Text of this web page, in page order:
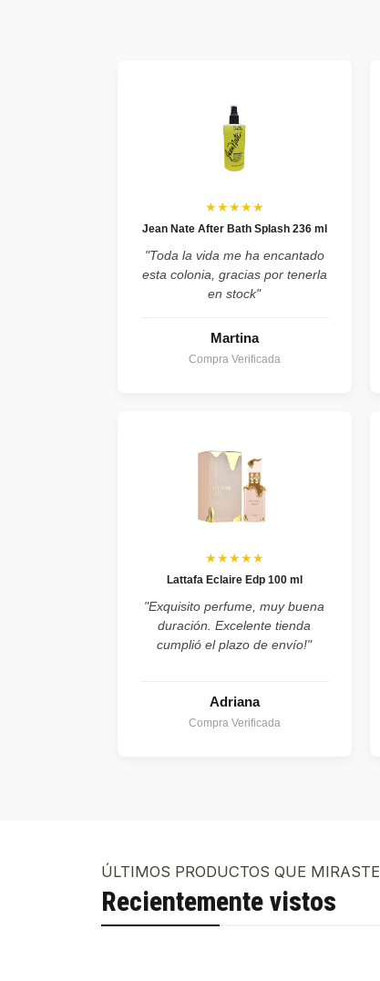
★★★★★
Jean Nate After Bath Splash 236 ml
"Toda la vida me ha encantado
esta colonia, gracias por tenerla
en stock"
Martina
Compra Verificada
★★★★★
Lattafa Eclaire Edp 100 ml
"Exquisito perfume, muy buena
duración. Excelente tienda
cumplió el plazo de envío!"
Adriana
Compra Verificada
ÚLTIMOS PRODUCTOS QUE MIRASTE
Recientemente vistos